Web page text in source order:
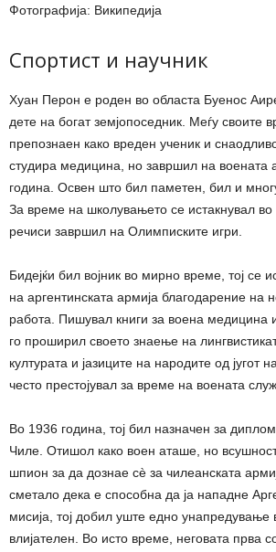
Фотографија: Википедија
Спортист и научник
Хуан Перон е роден во областа Буенос
дете на богат земјопоседник. Меѓу своите
препознаен како вреден ученик и
студира медицина, но завршил на воената
година. Освен што бил паметен, бил и
За време на школувањето се истакнувал
речиси завршил на Олимписките игри.
Бидејќи бил војник во мирно време, тој се
на аргентинската армија благодарение на
работа. Пишувал книги за воена медицина
го проширил своето знаење на
културата и јазиците на народите од југот
често престојувал за време на воената
Во 1936 година, тој бил назначен за
Чиле. Отишол како воен аташе, но
шпион за да дознае сè за чилеанската
сметало дека е способна да ја нападне
мисија, тој добил уште едно унапредување
влијателен. Во исто време, неговата прва